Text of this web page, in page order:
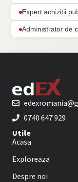
Expert achizitii
Administrator de
0740 647 929
Utile
Acasa
Exploreaza
Despre noi